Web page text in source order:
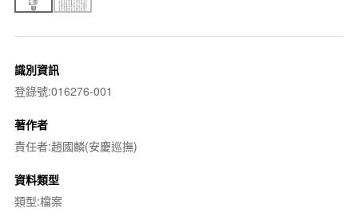
識別資訊
登錄號:016276-001
著作者
責任者:趙國麟(安慶巡撫)
資料類型
類型:檔案